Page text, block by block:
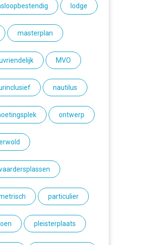
lodge
masterplan
MVO
nautilus
ontwerp
particulier
pleisterplaats